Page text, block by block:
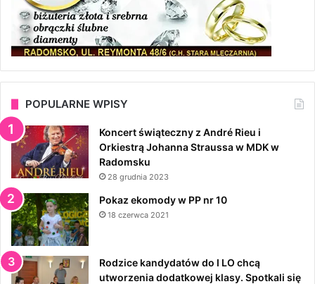
POPULARNE WPISY
Koncert świąteczny z André Rieu i
Orkiestrą Johanna Straussa w MDK w
Radomsku
28 grudnia 2023
Pokaz ekomody w PP nr 10
18 czerwca 2021
Rodzice kandydatów do I LO chcą
utworzenia dodatkowej klasy. Spotkali się